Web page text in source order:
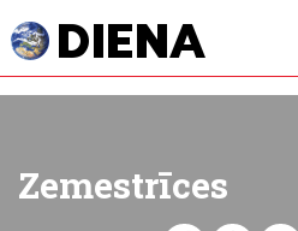
Zemestrīces